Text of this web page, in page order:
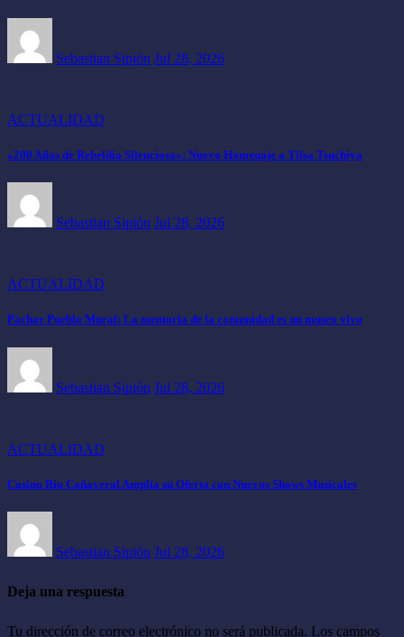
Sebastian Sipión Jul 28, 2026
ACTUALIDAD
«200 Años de Rebeldía Silenciosa»: Nuevo Homenaje a Tilsa Tsuchiya
Sebastian Sipión Jul 28, 2026
ACTUALIDAD
Pachar Pueblo Mural: La memoria de la comunidad es un museo vivo
Sebastian Sipión Jul 28, 2026
ACTUALIDAD
Casino Río Cañaveral Amplía su Oferta con Nuevos Shows Musicales
Sebastian Sipión Jul 28, 2026
Deja una respuesta
Tu dirección de correo electrónico no será publicada. Los campos